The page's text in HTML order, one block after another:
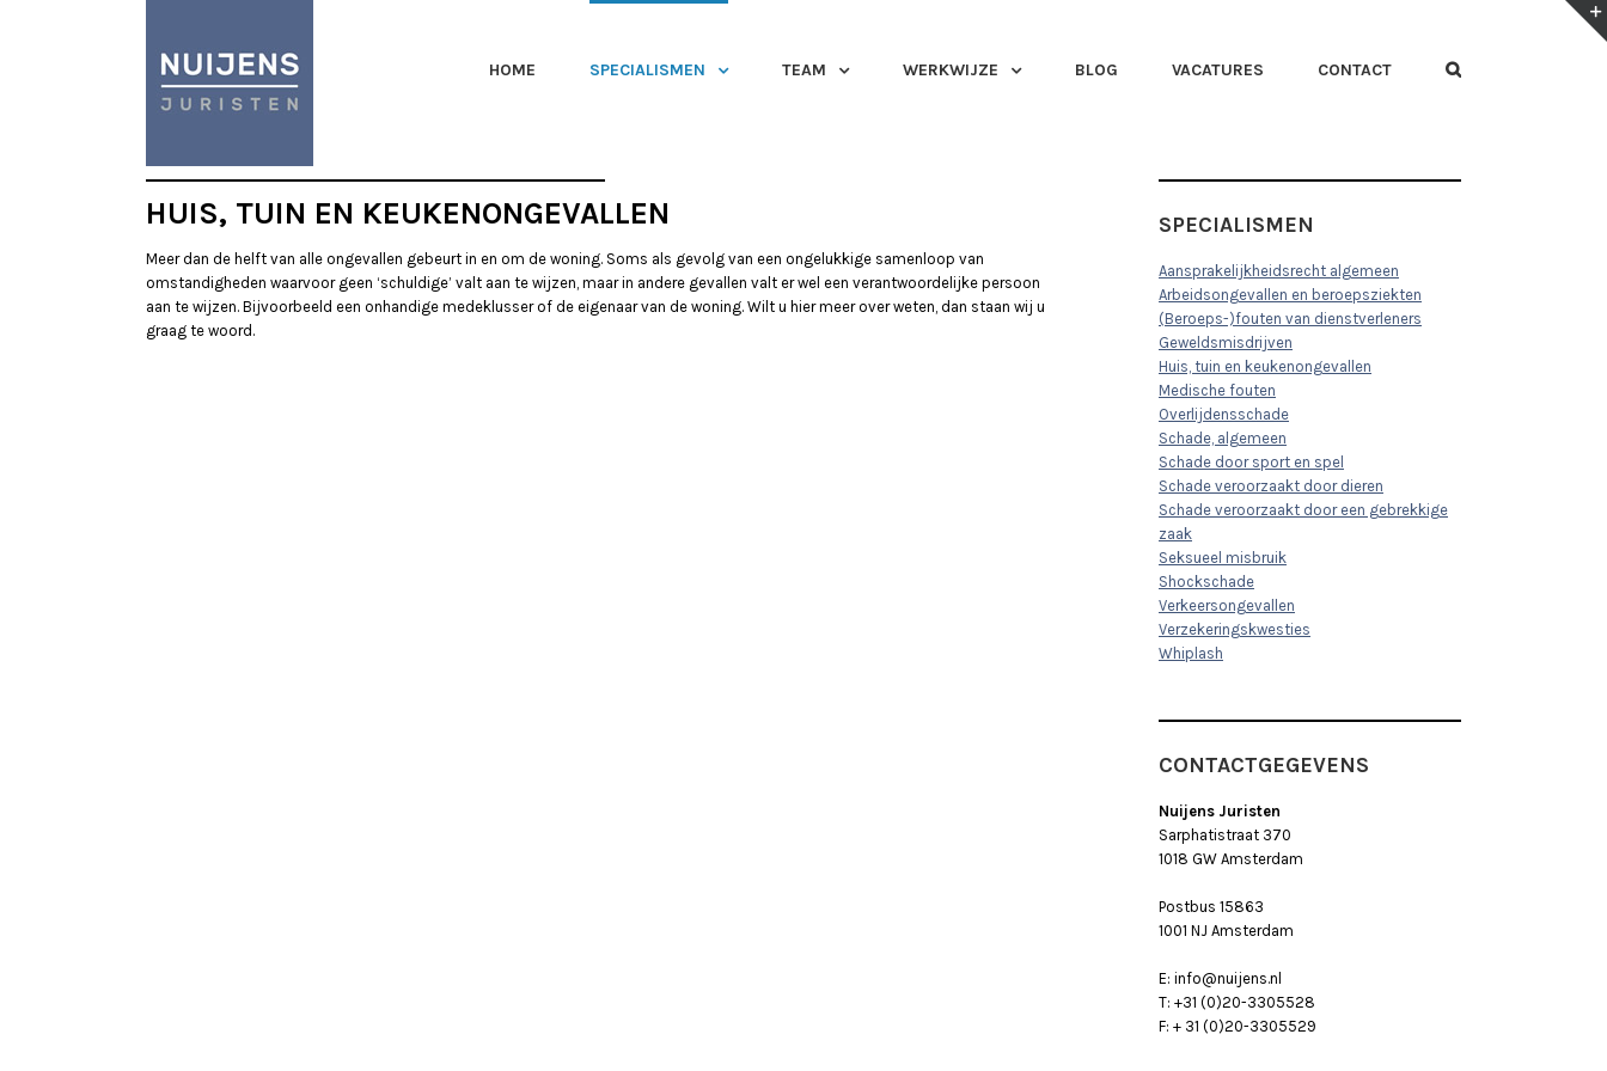
HOME SPECIALISMEN TEAM WERKWIJZE BLOG VACATURES CONTACT
HUIS, TUIN EN KEUKENONGEVALLEN
Meer dan de helft van alle ongevallen gebeurt in en om de woning. Soms als gevolg van een ongelukkige samenloop van
omstandigheden waarvoor geen ‘schuldige’ valt aan te wijzen, maar in andere gevallen valt er wel een verantwoordelijke persoon
aan te wijzen. Bijvoorbeeld een onhandige medeklusser of de eigenaar van de woning. Wilt u hier meer over weten, dan staan wij u
graag te woord.
SPECIALISMEN
Aansprakelijkheidsrecht algemeen
Arbeidsongevallen en beroepsziekten
(Beroeps-)fouten van dienstverleners
Geweldsmisdrijven
Huis, tuin en keukenongevallen
Medische fouten
Overlijdensschade
Schade, algemeen
Schade door sport en spel
Schade veroorzaakt door dieren
Schade veroorzaakt door een gebrekkige
zaak
Seksueel misbruik
Shockschade
Verkeersongevallen
Verzekeringskwesties
Whiplash
CONTACTGEGEVENS
Nuijens Juristen
Sarphatistraat 370
1018 GW Amsterdam
Postbus 15863
1001 NJ Amsterdam
E: info@nuijens.nl
T: +31 (0)20-3305528
F: + 31 (0)20-3305529